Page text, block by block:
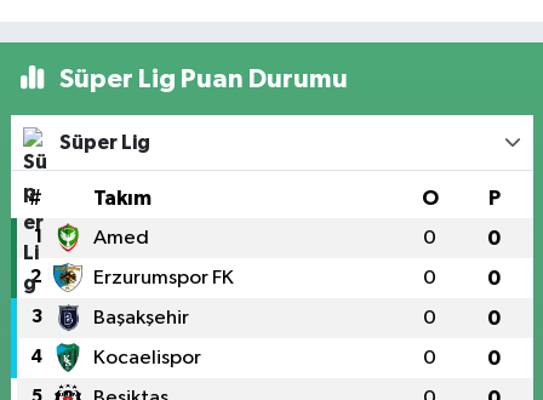
Süper Lig Puan Durumu
Süper Lig
# Takım O P
1 Amed 0 0
2 Erzurumspor FK 0 0
3 Başakşehir 0 0
4 Kocaelispor 0 0